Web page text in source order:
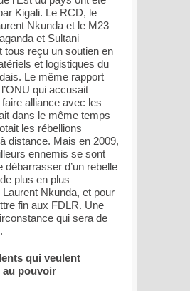
Kigali. Le RCD, le
Nkunda et le M23
et Sultani
tous reçu un soutien en
et logistiques du
Le même rapport
qui accusait
alliance avec les
dans le même temps
les rébellions
distance. Mais en 2009,
ennemis se sont
débarrasser d’un rebelle
plus en plus
Nkunda, et pour
fin aux FDLR. Une
qui sera de
qui veulent
au pouvoir